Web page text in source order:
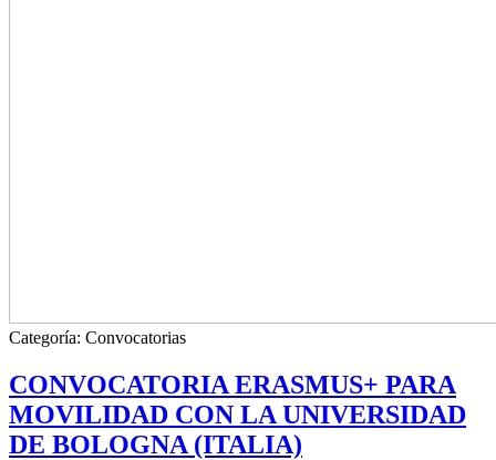
Categoría: Convocatorias
CONVOCATORIA ERASMUS+ PARA
MOVILIDAD CON LA UNIVERSIDAD
DE BOLOGNA (ITALIA)